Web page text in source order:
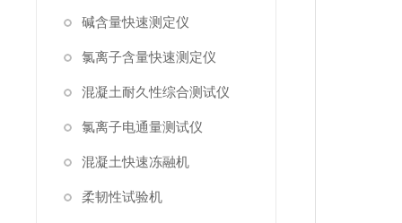
碱含量快速测定仪
氯离子含量快速测定仪
混凝土耐久性综合测试仪
氯离子电通量测试仪
混凝土快速冻融机
柔韧性试验机